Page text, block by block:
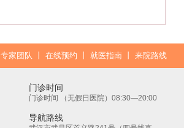
专家团队 在线预约 就医指南丨 来院路线
门诊时间
门诊时间 （无假日医院）08:30—20:00
导航路线